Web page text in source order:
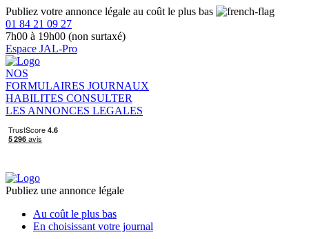
Publiez votre annonce légale au coût le plus bas
01 84 21 09 27
7h00 à 19h00 (non surtaxé)
Espace JAL-Pro
NOS
FORMULAIRES JOURNAUX
HABILITES CONSULTER
LES ANNONCES LEGALES
Publiez une annonce légale
Au coût le plus bas
En choisissant votre journal